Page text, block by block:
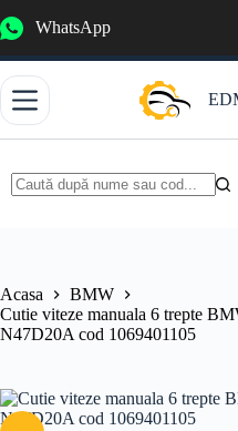
la
WhatsApp
Acasa
BMW
Cutie viteze manuala 6 trepte
N47D20A cod 1069401105